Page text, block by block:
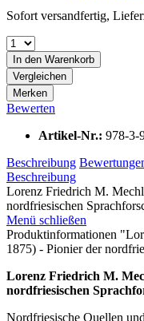
Sofort versandfertig,
In den Warenkorb
Vergleichen
Merken
Bewerten
Artikel-Nr.: 978-3-
Beschreibung
Beschreibung
Lorenz Friedrich M.
nordfriesischen
Menü schließen
Produktinformationen
1875) - Pionier der
Lorenz Friedrich M.
nordfriesischen
Nordfriesische Quellen